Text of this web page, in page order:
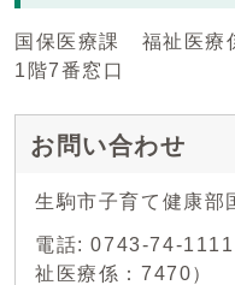
国保医療課 福祉医療
1階7番窓口
お問い合わせ
生駒市子育て健康部
電話: 0743-74-
祉医療係：7470）